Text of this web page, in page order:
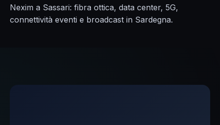
Nexim a Sassari: fibra ottica, data center, 5G,
connettività eventi e broadcast in Sardegna.